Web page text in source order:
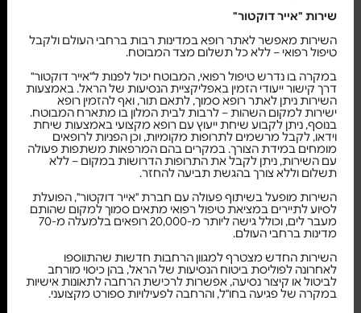
שירות "אייר דוקטור"
השירות מאפשר לאתר רופא במדינות רבות ברחבי העולם ולקבל
טיפול רפואי – ללא כל תשלום מצד המבוטח.
במקרה בו נדרש טיפול רפואי, המבוטח יכול לפנות ל"אייר דוקטור"
דרך קישור ייעודי הזמין באפליקציית הנסיעות של הראל. באמצעות
השירות ניתן לאתר רופא סמוך, לתאם תור, ואף להזמין רופא
ישירות למקום השהות – לרבות לבית המלון בו מתארח המבוטח.
בנוסף, ניתן לקבוע שיחת ייעוץ עם רופא מקצועי באמצעות שיחת
וידאו, לקבל מרשמים לתרופות מקומיות, וכן הפניות לרופאים
מומחים במידת הצורך. במקרים בהם המרפאות משתפות פעולה
עם השירות, ניתן לקבל את התרופות הדרושות במקום – ללא
תשלום וללא צורך בהגשת תביעה להחזר.
השירות מופעל בשיתוף פעולה עם חברת "אייר דוקטור", הפועלת
לסיוע לתיירים במציאת טיפול רפואי מתאים סמוך למקום שהותם
מעבר לים, וכולל גישה ליותר מ-20,000 רופאים בלמעלה מ-70
מדינות ברחבי העולם.
השירות החדש מצטרף למגוון הרחבות חדשות שהתווספו
לאחרונה לפוליסת ביטוח הנסיעות של הראל, בהן כיסוי מורחב
לביטול או קיצור נסיעה, אפשרות לרכישת הרחבה לתאונות אישיות
במקרה של פגיעה בחו"ל, והרחבה לפעילויות ספורט מקצועני.